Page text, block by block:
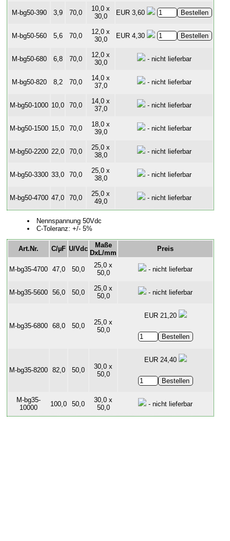
M-bg50-390 3,9 70,0
10,0 x
30,0
EUR 3,60
M-bg50-560 5,6 70,0
12,0 x
30,0
EUR 4,30
M-bg50-680 6,8 70,0
12,0 x
30,0
- nicht lieferbar
M-bg50-820 8,2 70,0
14,0 x
37,0
- nicht lieferbar
M-bg50-1000 10,0 70,0
14,0 x
37,0
- nicht lieferbar
M-bg50-1500 15,0 70,0
18,0 x
39,0
- nicht lieferbar
M-bg50-2200 22,0 70,0
25,0 x
38,0
- nicht lieferbar
M-bg50-3300 33,0 70,0
25,0 x
38,0
- nicht lieferbar
M-bg50-4700 47,0 70,0
25,0 x
49,0
- nicht lieferbar
Nennspannung 50Vdc
C-Toleranz: +/- 5%
Art.Nr. C/µF U/Vdc
Maße
DxL/mm
Preis
M-bg35-4700 47,0 50,0
25,0 x
50,0
- nicht lieferbar
M-bg35-5600 56,0 50,0
25,0 x
50,0
- nicht lieferbar
M-bg35-6800 68,0 50,0
25,0 x
50,0
EUR 21,20
M-bg35-8200 82,0 50,0
30,0 x
50,0
EUR 24,40
M-bg35-
10000
100,0 50,0
30,0 x
50,0
- nicht lieferbar